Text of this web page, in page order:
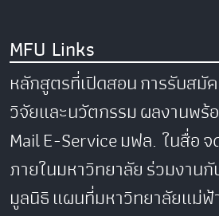
MFU Links
หลักสูตรที่เปิดสอนการรับสมั
วิจัยและนวัตกรรมผลงานพร้
MailE-Serviceมฟล. ในสื่อจ
ภายในมหาวิทยาลัยร่วมงาน
มูลนิธิแผนที่มหาวิทยาลัยแม่ฟ้